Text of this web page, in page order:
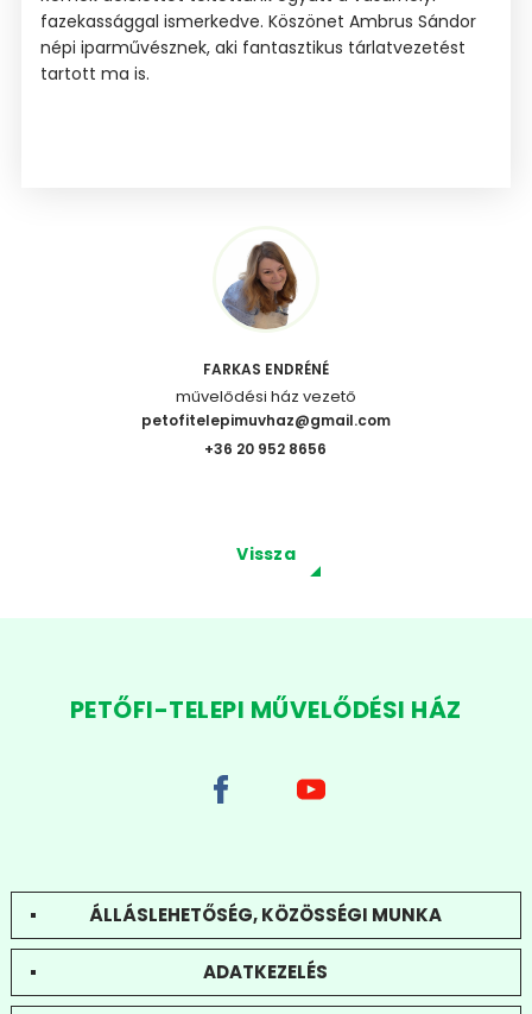
fazekassággal ismerkedve. Köszönet Ambrus Sándor
népi iparművésznek, aki fantasztikus tárlatvezetést
tartott ma is.
FARKAS ENDRÉNÉ
művelődési ház vezető
petofitelepimuvhaz@gmail.com
+36 20 952 8656
Vissza
PETŐFI-TELEPI MŰVELŐDÉSI HÁZ
ÁLLÁSLEHETŐSÉG, KÖZÖSSÉGI MUNKA
ADATKEZELÉS